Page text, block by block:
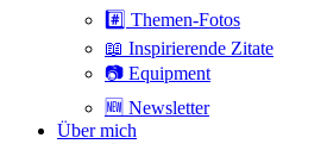
#️⃣ Themen-Fotos
📖 Inspirierende Zitate
📷 Equipment
🆕 Newsletter
Über mich